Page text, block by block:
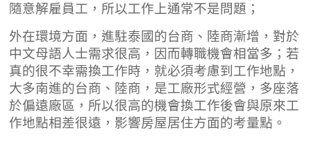
隨意解雇員工，所以工作上通常不是問題；
外在環境方面，進駐泰國的台商、陸商漸增，對於
中文母語人士需求很高，因而轉職機會相當多；若
真的很不幸需換工作時，就必須考慮到工作地點，
大多南進的台商、陸商，是工廠形式經營，多座落
於偏遠廠區，所以很高的機會換工作後會與原來工
作地點相差很遠，影響房屋居住方面的考量點 。